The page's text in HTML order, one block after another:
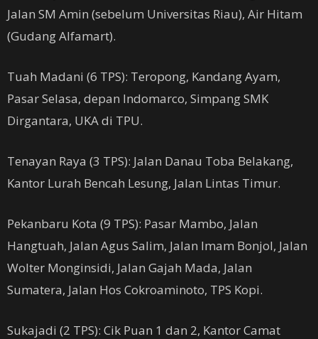
Jalan SM Amin (sebelum Universitas Riau), Air Hitam
(Gudang Alfamart).
Tuah Madani (6 TPS): Teropong, Kandang Ayam,
Pasar Selasa, depan Indomarco, Simpang SMK
Dirgantara, UKA di TPU.
Tenayan Raya (3 TPS): Jalan Danau Toba Belakang,
Kantor Lurah Bencah Lesung, Jalan Lintas Timur.
Pekanbaru Kota (9 TPS): Pasar Mambo, Jalan
Hangtuah, Jalan Agus Salim, Jalan Imam Bonjol, Jalan
Wolter Monginsidi, Jalan Gajah Mada, Jalan
Sumatera, Jalan Hos Cokroaminoto, TPS Kopi.
Sukajadi (2 TPS): Cik Puan 1 dan 2, Kantor Camat